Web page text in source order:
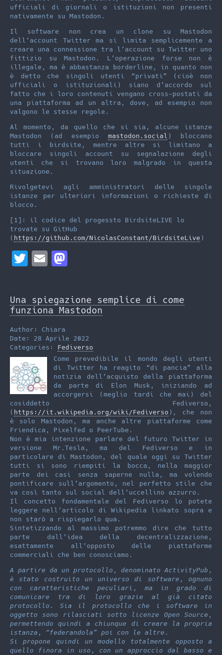
ufficiali di giornali o istituzioni non presenti
nativamente su Mastodon.
Il software non crea un clone su Mastodon
dell’account Twitter ma si limita semplicemente a
creare una connessione tra l’account su Twitter uno
fittizio su Mastodon. L’operazione forse non è
illegale, ma è abbastanza borderline, in quanto non
è detto che singoli utenti “privati” (cioè non
ufficiali o istituzionali) siano d’accordo sul
fatto che i loro contenuti vengano cross-postati da
una piattaforma ad un altra, dove, ad esempio non
valgono le stesse regole.
Al momento, da quello che si sia, alcune istanze
Mastodon (ad esempio mastodon.social ) bloccano
tutti i birdsite, mentre altre si limitano a
bloccare singoli account su segnalazione degli
utenti che si trovano loro malgrado in questa
situazione.
Rivolgetevi agli amministratori delle singole
istanze per ulteriori informazioni o richieste di
blocco.
[1]: il codice del progessto BirdsiteLIVE lo
trovate su GitHub
( https://github.com/NicolasConstant/BirdsiteLive )
T
t
t
e
r
E
i
l
t
o
d
o
n
Una spiegazione semplice di come
funziona Mastodon
Author: Chiara
Date: 28 Aprile 2022
Categories: Fediverso
Come prevedibile il mondo degli utenti
di Twitter ha reagito “di pancia” alla
notizia dell’acquisto della piattaforma
da parte di Elon Musk, iniziando ad
accorgersi (meglio tardi che mai) del
cosiddetto Fediverso,
( https://it.wikipedia.org/wiki/Fediverso ), che non
è solo Mastodon, ma anche altre piattaforme come
Friendica, Pixelfed o PeerTube.
Non è mia intenzione parlare del futuro Twitter in
versione Mr.Tesla, ma del Fediverso e in
particolare di Mastodon, del quale oggi su Twitter
tutti si sono riempiti la bocca, nella maggior
parte dei casi senza saperne nulla, ma volendo
pontificare sull’argomento, nel perfetto stile che
va così tanto sul social dell’uccellino azzurro.
Il concetto fondamentale del Fediverso lo potete
leggere nell’articolo di Wikipedia linkato sopra e
non starò a rispiegarlo qua.
Sintetizzando al massimo potremmo dire che tutto
parte dall’idea della decentralizzazione,
esattamente all’opposto delle piattaforme
commerciali che ben conosciamo.
A partire da un protocollo, denominato ActivityPub,
è stato costruito un universo di software, ognuno
con caratteristiche peculiari, ma in grado di
comunicare tra di loro grazie al già citato
protocollo. Sia il protocollo che i software in
oggetto sono rilasciati sotto licenze Open Source,
permettendo quindi a chiunque di creare la propria
istanza, “federandola” poi con le altre.
Si propone quindi un modello totalmente opposto a
quello finora in uso, con un approccio dal basso e